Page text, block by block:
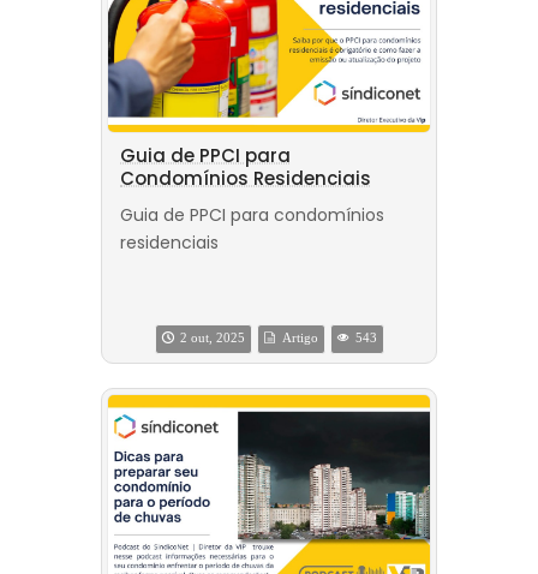
Guia de PPCI para
Condomínios Residenciais
Guia de PPCI para condomínios
residenciais
2 out, 2025 Artigo 543